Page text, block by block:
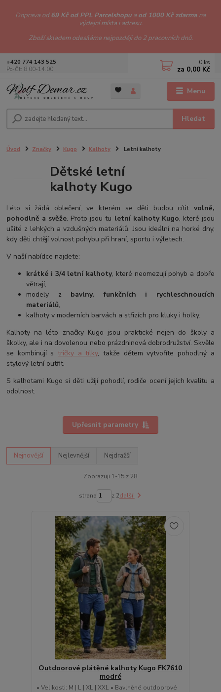
Doprava od69 Kč od PPL Parcelshopu a od 1000 Kč zdarma na
výdejní místa i adresu.
Zboží skladem odesíláme nejpozději do 2 pracovních dnů.
Menu
Hledat
+420 774 143 525
Po-Čt: 8.00-14.00
0 ks
za 0,00 Kč
Úvod Značky Kugo Kalhoty Letní kalhoty
Dětské letní
kalhoty Kugo
Léto si žádá oblečení, ve kterém se děti budou cítit volně,
pohodlně a svěže. Proto jsou tu letní kalhoty Kugo, které jsou
ušité z lehkých a vzdušných materiálů. Jsou ideální na horké dny,
kdy děti chtějí volnost pohybu při hraní, sportu i výletech.
V naší nabídce najdete:
krátké i 3/4 letní kalhoty, které neomezují pohyb a dobře
větrají,
modely z bavlny, funkčních i rychleschnoucích
materiálů,
kalhoty v moderních barvách a střizích pro kluky i holky.
Kalhoty na léto značky Kugo jsou praktické nejen do školy a
školky, ale i na dovolenou nebo prázdninová dobrodružství. Skvěle
se kombinují stričky a tílky, takže dětem vytvoříte pohodlný a
stylový letní outfit.
S kalhotami Kugo si děti užijí pohodlí, rodiče ocení jejich kvalitu a
odolnost.
Upřesnit parametry
Nejnovější Nejlevnější Nejdražší
Zobrazuji 1-15 z 28
strana z 2další
Outdoorové plátěné kalhoty Kugo FK7610
modré
• Velikosti: M | L | XL | XXL • Bavlněné outdoorové